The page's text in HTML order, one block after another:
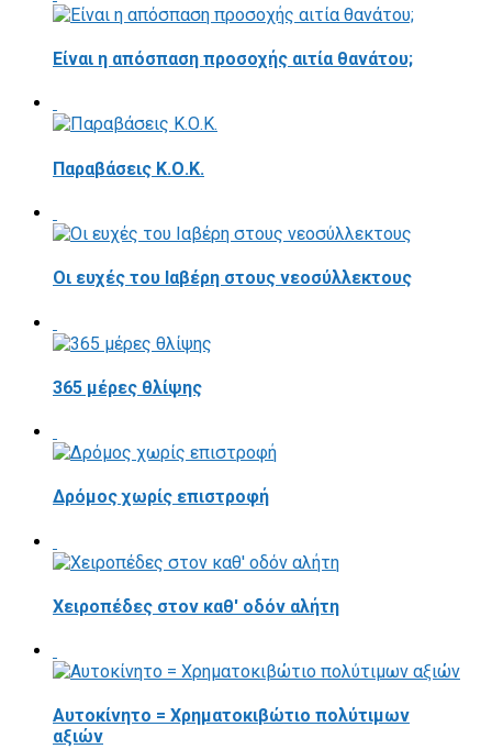
Είναι η απόσπαση προσοχής αιτία θανάτου;
Παραβάσεις Κ.Ο.Κ.
Οι ευχές του Ιαβέρη στους νεοσύλλεκτους
365 μέρες θλίψης
Δρόμος χωρίς επιστροφή
Χειροπέδες στον καθ' οδόν αλήτη
Αυτοκίνητο = Χρηματοκιβώτιο πολύτιμων
αξιών